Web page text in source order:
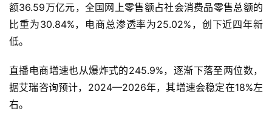
额36.59万亿元，全国网上零售额占社会消费品零售总额的
比重为30.84%，电商总渗透率为25.02%，创下近四年新
低。
直播电商增速也从爆炸式的245.9%，逐渐下落至两位数，
据艾瑞咨询预计，2024—2026年，其增速会稳定在18%左
右。